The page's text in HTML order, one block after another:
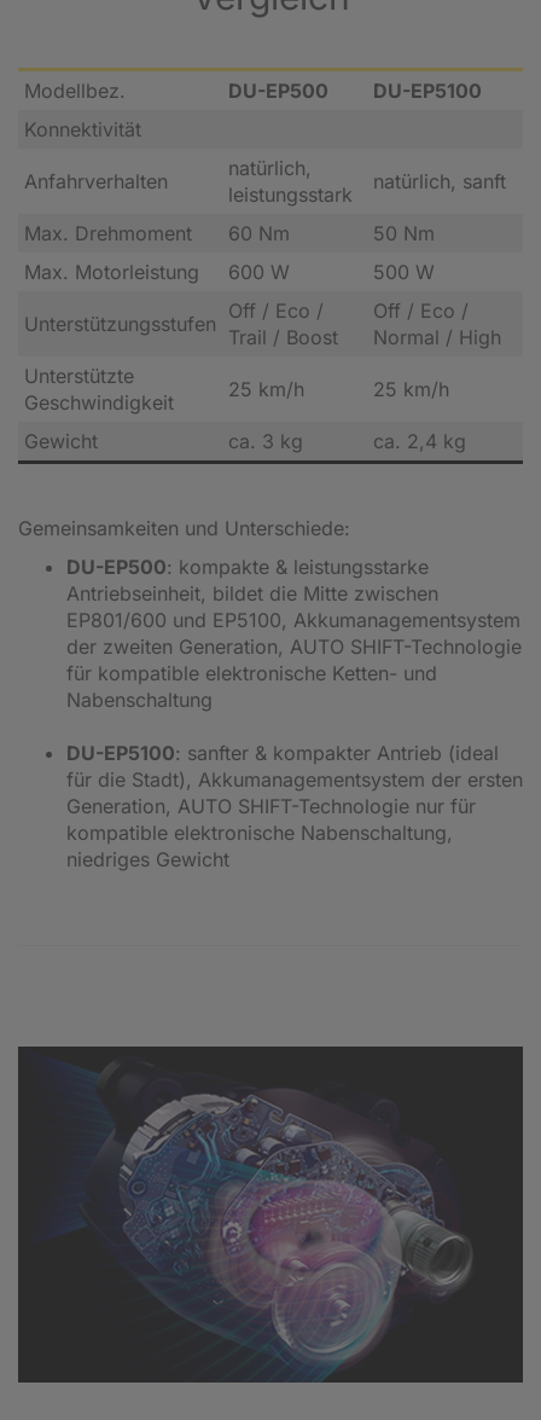
Modellbez. DU-EP500
DU-EP5100
Konnektivität
Anfahrverhalten
natürlich,
leistungsstark
natürlich, sanft
Max. Drehmoment 60 Nm
50 Nm
Max. Motorleistung
600 W 500 W
Unterstützungsstufen
Off / Eco /
Trail / Boost
Off / Eco /
Normal / High
Unterstützte
Geschwindigkeit
25 km/h 25 km/h
Gewicht ca. 3 kg ca. 2,4 kg
Gemeinsamkeiten und Unterschiede:
DU-EP500: kompakte & leistungsstarke
Antriebseinheit, bildet die Mitte zwischen
EP801/600 und EP5100, Akkumanagementsystem
der zweiten Generation, AUTO SHIFT-Technologie
für kompatible elektronische Ketten- und
Nabenschaltung
DU-EP5100: sanfter & kompakter Antrieb (ideal
für die Stadt), Akkumanagementsystem der ersten
Generation, AUTO SHIFT-Technologie nur für
kompatible elektronische Nabenschaltung,
niedriges Gewicht